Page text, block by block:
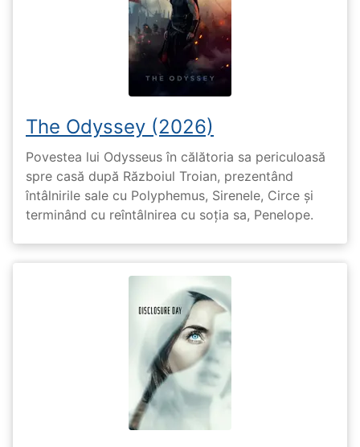
The Odyssey (2026)
Povestea lui Odysseus în călătoria sa periculoasă
spre casă după Războiul Troian, prezentând
întâlnirile sale cu Polyphemus, Sirenele, Circe și
terminând cu reîntâlnirea cu soția sa, Penelope.